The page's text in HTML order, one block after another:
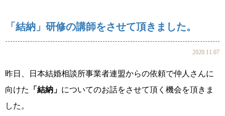
「結納」研修の講師をさせて頂きました。
2020.11.07
昨日、日本結婚相談所事業者連盟からの依頼で仲人さんに
向けた
「結納」 についてのお話をさせて頂く機会を頂きま
した。